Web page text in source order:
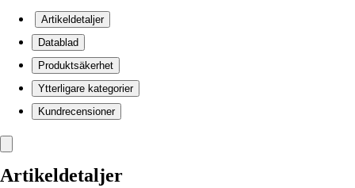
Artikeldetaljer
Datablad
Produktsäkerhet
Ytterligare kategorier
Kundrecensioner
Artikeldetaljer